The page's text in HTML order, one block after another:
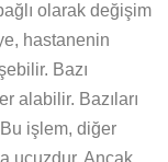
olarak değişim
hastanenin
Bazı
alabilir. Bazıları
işlem, diğer
ucuzdur. Ancak